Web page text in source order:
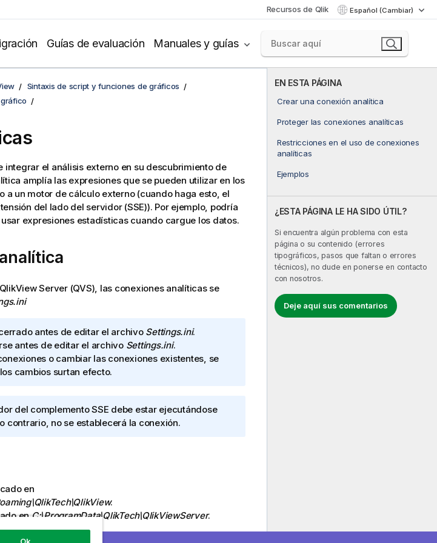
Recursos de Qlik Español (Cambiar)
Guías de evaluación Manuales y guías
EN ESTA PÁGINA
Crear una conexión analítica
Proteger las conexiones analíticas
Restricciones en el uso de conexiones
analíticas
Ejemplos
¿ESTA PÁGINA LE HA SIDO ÚTIL?
Si encuentra algún problema con esta
página o su contenido (errores
tipográficos, pasos que faltan o errores
técnicos), no dude en ponerse en contacto
con nosotros.
Deje aquí sus comentarios
Sintaxis de script y funciones de gráficos
integrar el análisis externo en su descubrimiento de
amplía las expresiones que se pueden utilizar en los
un motor de cálculo externo (cuando haga esto, el
del lado del servidor (SSE)). Por ejemplo, podría
expresiones estadísticas cuando cargue los datos.
QlikView Server(QVS), las conexiones analíticas se
antes de editar el archivo Settings.ini.
antes de editar el archivo Settings.ini.
o cambiar las conexiones existentes, se
cambios surtan efecto.
del complemento SSE debe estar ejecutándose
contrario, no se establecerá la conexión.
en
.
enC:\ProgramData\QlikTech\QlikViewServer.